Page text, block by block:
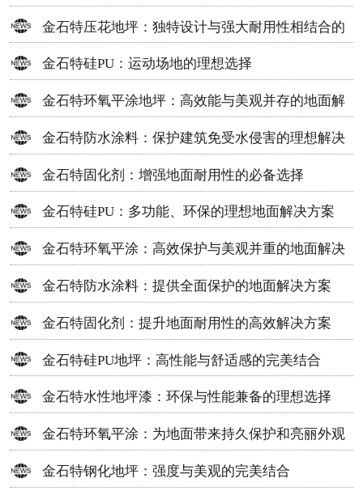
金石特压花地坪：独特设计与强大耐用性相结合的
地面材料
金石特硅PU：运动场地的理想选择
金石特环氧平涂地坪：高效能与美观并存的地面解
决方案
金石特防水涂料：保护建筑免受水侵害的理想解决
方案
金石特固化剂：增强地面耐用性的必备选择
金石特硅PU：多功能、环保的理想地面解决方案
金石特环氧平涂：高效保护与美观并重的地面解决
方案
金石特防水涂料：提供全面保护的地面解决方案
金石特固化剂：提升地面耐用性的高效解决方案
金石特硅PU地坪：高性能与舒适感的完美结合
金石特水性地坪漆：环保与性能兼备的理想选择
金石特环氧平涂：为地面带来持久保护和亮丽外观
金石特钢化地坪：强度与美观的完美结合